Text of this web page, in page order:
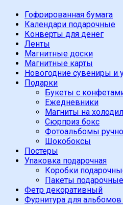
Гофрированная бумага
Календари подарочные
Конверты для денег
Ленты
Магнитные доски
Магнитные карты
Новогодние сувениры и
Подарки
Букеты с
Ежедневники
Магниты на
Сюрприз бокс
Фотоальбомы
Шокобоксы
Постеры
Упаковка подарочная
Коробки
Пакеты подарочные
Фетр декоративный
Фурнитура для